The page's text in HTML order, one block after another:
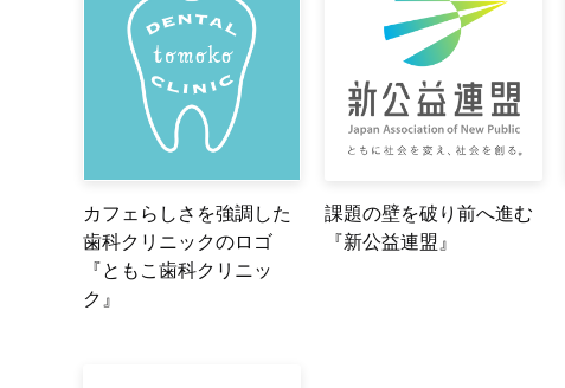
カフェらしさを強調した
歯科クリニックのロゴ
『ともこ歯科クリニッ
ク』
課題の壁を破り前へ進む
『新公益連盟』